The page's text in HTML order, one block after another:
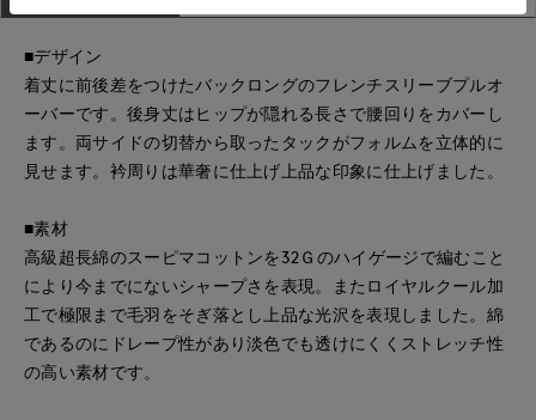
■デザイン
着丈に前後差をつけたバックロングのフレンチスリーブプルオ
ーバーです。後身丈はヒップが隠れる長さで腰回りをカバーし
ます。両サイドの切替から取ったタックがフォルムを立体的に
見せます。衿周りは華奢に仕上げ上品な印象に仕上げました。
■素材
高級超長綿のスーピマコットンを32Ｇのハイゲージで編むこと
により今までにないシャープさを表現。またロイヤルクール加
工で極限まで毛羽をそぎ落とし上品な光沢を表現しました。綿
であるのにドレープ性があり淡色でも透けにくくストレッチ性
の高い素材です。